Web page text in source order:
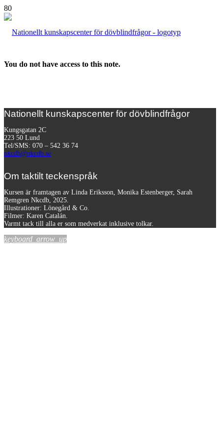
You do not have access to this note.
Nationellt kunskapscenter för dövblindfrågor
Kungsgatan 2C
223 50 Lund
Tel/SMS: 070 – 542 36 74
nkcdb@nkcdb.se
Om taktilt teckenspråk
Kursen är framtagen av Linda Eriksson, Monika Estenberger, Sarah
Remgren Nkcdb, 2025.
Illustrationer: Lönegård & Co.
Filmer: Karen Catalán.
Varmt tack till alla er som medverkat inklusive tolkar.
keyboard_arrow_up